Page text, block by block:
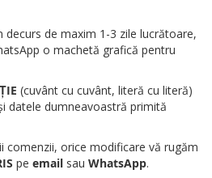
decurs de maxim 1-3 zile lucrătoare,
o machetă grafică pentru
(cuvânt cu cuvânt, literă cu literă)
datele dumneavoastră primită
comenzii, orice modificare vă rugăm
pe email sau WhatsApp.